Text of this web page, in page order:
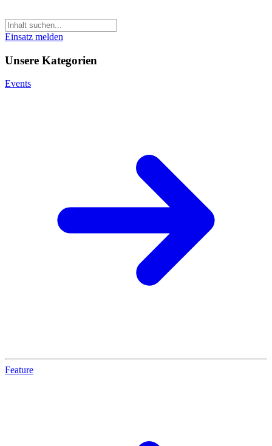
Einsatz melden
Unsere Kategorien
Events
Feature